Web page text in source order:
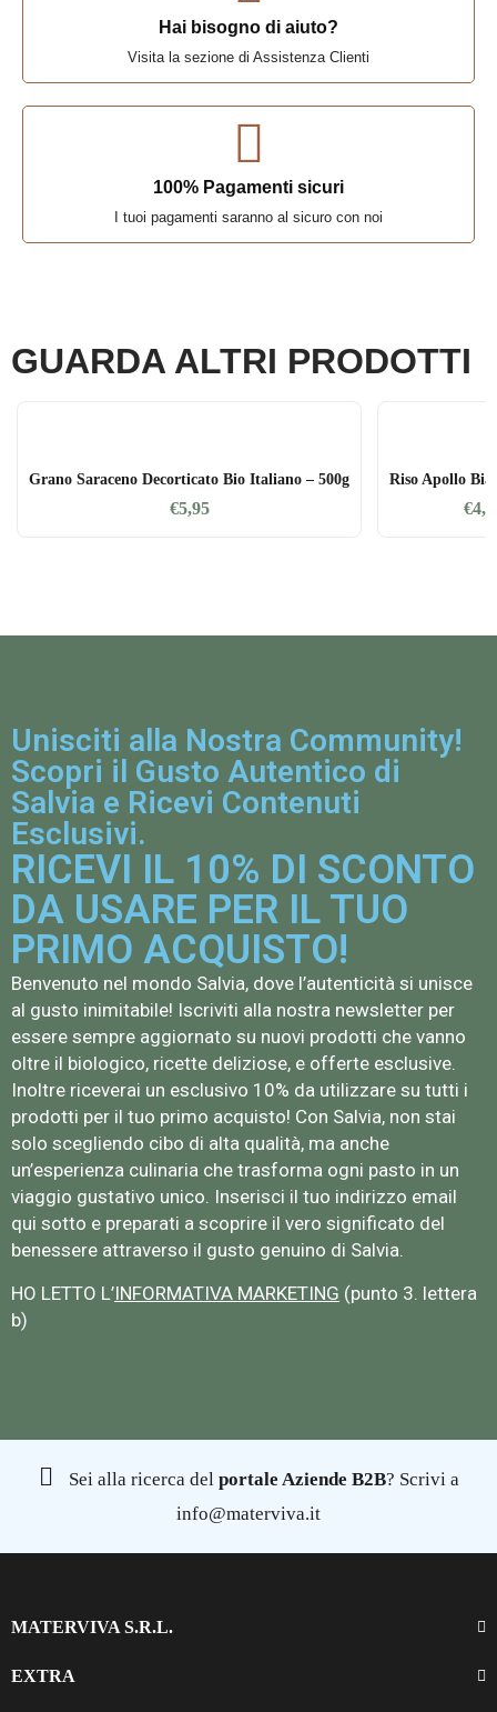
Hai bisogno di aiuto?
Visita la sezione di Assistenza Clienti
100% Pagamenti sicuri
I tuoi pagamenti saranno al sicuro con noi
GUARDA ALTRI PRODOTTI
Grano Saraceno Decorticato Bio Italiano – 500g
€5,95
Riso Apollo
€
Unisciti alla Nostra Community!
Scopri il Gusto Autentico di
Salvia e Ricevi Contenuti
Esclusivi.
RICEVI IL 10% DI SCONTO
DA USARE PER IL TUO
PRIMO ACQUISTO!
Benvenuto nel mondo Salvia, dove l’autenticità si unisce
al gusto inimitabile! Iscriviti alla nostra newsletter per
essere sempre aggiornato su nuovi prodotti che vanno
oltre il biologico, ricette deliziose, e offerte esclusive.
Inoltre riceverai un esclusivo 10% da utilizzare su tutti i
prodotti per il tuo primo acquisto! Con Salvia, non stai
solo scegliendo cibo di alta qualità, ma anche
un’esperienza culinaria che trasforma ogni pasto in un
viaggio gustativo unico. Inserisci il tuo indirizzo email
qui sotto e preparati a scoprire il vero significato del
benessere attraverso il gusto genuino di Salvia.
HO LETTO L’INFORMATIVA MARKETING (punto 3. lettera
b)
Sei alla ricerca del portale Aziende B2B? Scrivi a
info@materviva.it
MATERVIVA S.R.L.
EXTRA